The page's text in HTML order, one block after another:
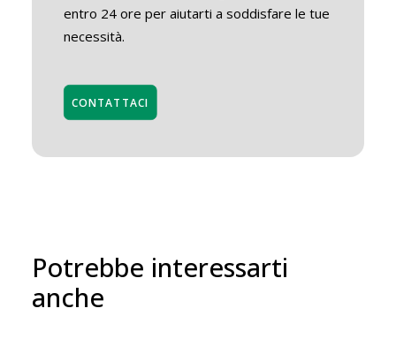
entro 24 ore per aiutarti a soddisfare le tue
necessità.
CONTATTACI
Potrebbe interessarti
anche